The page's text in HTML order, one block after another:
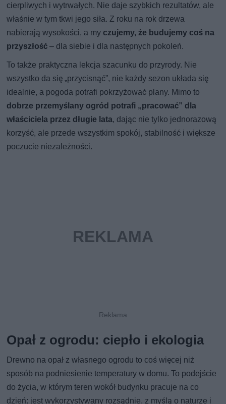
cierpliwych i wytrwałych. Nie daje szybkich rezultatów, ale
właśnie w tym tkwi jego siła. Z roku na rok drzewa
nabierają wysokości, a my czujemy, że budujemy coś na
przyszłość – dla siebie i dla następnych pokoleń.
To także praktyczna lekcja szacunku do przyrody. Nie
wszystko da się „przycisnąć”, nie każdy sezon układa się
idealnie, a pogoda potrafi pokrzyżować plany. Mimo to
dobrze przemyślany ogród potrafi „pracować” dla
właściciela przez długie lata, dając nie tylko jednorazową
korzyść, ale przede wszystkim spokój, stabilność i większe
poczucie niezależności.
Opał z ogrodu: ciepło i ekologia
Drewno na opał z własnego ogrodu to coś więcej niż
sposób na podniesienie temperatury w domu. To podejście
do życia, w którym teren wokół budynku pracuje na co
dzień: jest wykorzystywany rozsądnie, z myślą o naturze i